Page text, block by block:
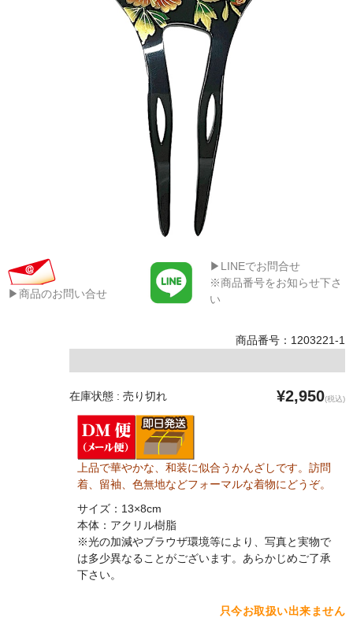
▶商品のお問い合せ
▶LINEでお問合せ
※商品番号をお知らせ下さ
い
商品番号：1203221-1
在庫状態 : 売り切れ ¥2,950(税込)
上品で華やかな、和装に似合うかんざしです。訪問
着、留袖、色無地などフォーマルな着物にどうぞ。
サイズ：13×8cm
本体：アクリル樹脂
※光の加減やブラウザ環境等により、写真と実物で
は多少異なることがございます。あらかじめご了承
下さい。
只今お取扱い出来ません